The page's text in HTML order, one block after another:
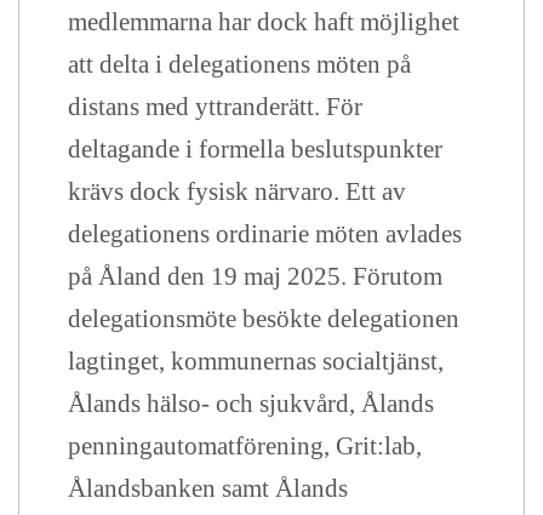
medlemmarna har dock haft möjlighet
att delta i delegationens möten på
distans med yttranderätt. För
deltagande i formella beslutspunkter
krävs dock fysisk närvaro. Ett av
delegationens ordinarie möten avlades
på Åland den 19 maj 2025. Förutom
delegationsmöte besökte delegationen
lagtinget, kommunernas socialtjänst,
Ålands hälso- och sjukvård, Ålands
penningautomatförening, Grit:lab,
Ålandsbanken samt Ålands